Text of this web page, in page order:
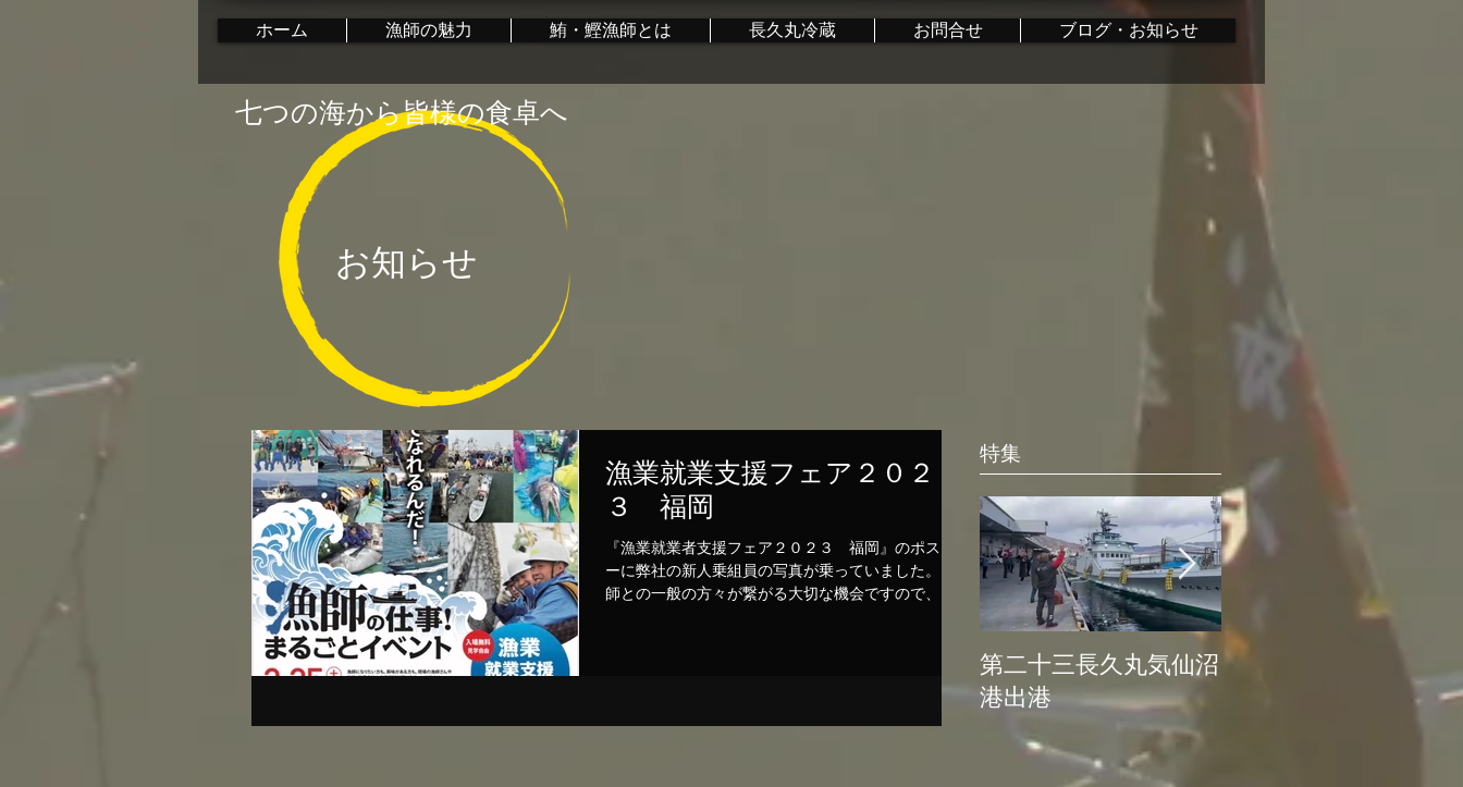
ホーム 漁師の魅力 鮪・鰹漁師とは 長久丸冷蔵 お問合せ ブログ・お知らせ
お知らせ
漁業就業支援フェア２０２
３ 福岡
『漁業就業者支援フェア２０２３ 福岡』のポスタ
ーに弊社の新人乗組員の写真が乗っていました。 漁
師との一般の方々が繋がる大切な機会ですので、九
特集
第二十三長久丸気仙沼
港出港
水産大国日本復活プロ
七つの海から皆様の食卓へ